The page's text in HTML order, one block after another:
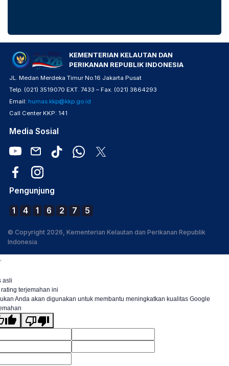
KEMENTERIAN KELAUTAN DAN
PERIKANAN REPUBLIK INDONESIA
JL. Medan Merdeka Timur No.16 Jakarta Pusat
Telp. (021) 3519070 EXT. 7433 – Fax. (021) 3864293
Email: humas.kkp@kkp.go.id
Call Center KKP: 141
Media Sosial
Pengunjung
1 4 1 6 2 7 5
© Copyright 2026, Kementerian Kelautan dan Perikanan Republik
Indonesia
.
asli
terjemahan ini
Anda akan digunakan untuk membantu meningkatkan kualitas Google